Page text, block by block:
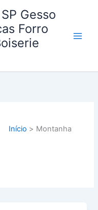
Gesso
Forro
Início Montanha